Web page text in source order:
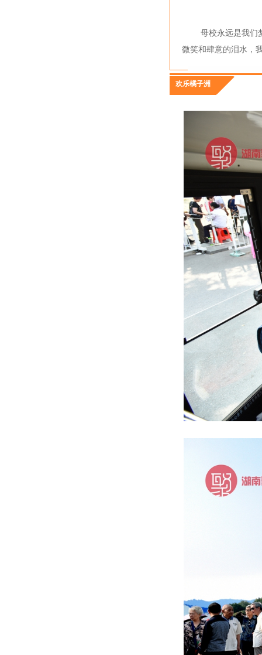
母校永远是我们
微笑和肆意的泪水，
欢乐橘子洲